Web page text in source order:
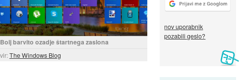
nov uporabnik
pozabili geslo?
Bolj barvito ozadje štartnega zaslona
vir:The Windows Blog